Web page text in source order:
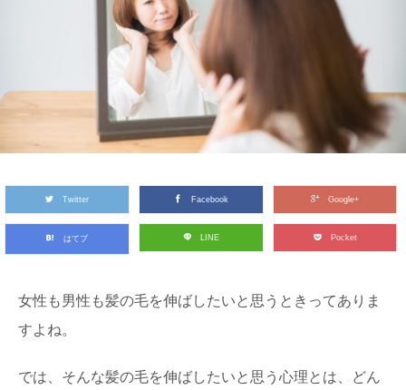
Twitter Facebook Google+
はてブ LINE Pocket
女性も男性も髪の毛を伸ばしたいと思うときってありま
すよね。
では、そんな髪の毛を伸ばしたいと思う心理とは、どん